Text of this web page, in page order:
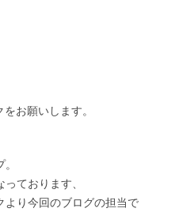
お願いします。
ております、
より今回のブログの担当で